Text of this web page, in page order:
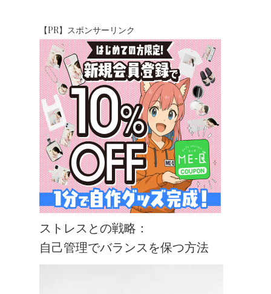
【PR】スポンサーリンク
ストレスとの戦略：
自己管理でバランスを保つ方法